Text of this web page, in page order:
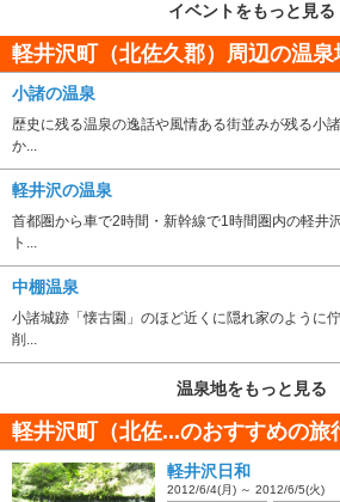
イベントをもっと見る
軽井沢町（北佐久郡）周辺の温泉
小諸の温泉
歴史に残る温泉の逸話や風情ある街並みが残る小
か...
軽井沢の温泉
首都圏から車で2時間・新幹線で1時間圏内の軽井
ト...
中棚温泉
小諸城跡「懐古園」のほど近くに隠れ家のように
削...
温泉地をもっと見る
軽井沢町（北佐...のおすすめの旅
軽井沢日和
2012/6/4(月) ～ 2012/6/5(火)